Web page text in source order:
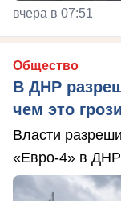
вчера в 07:51
Общество
В ДНР
чем это
Власти
«Евро-4» в ДНР